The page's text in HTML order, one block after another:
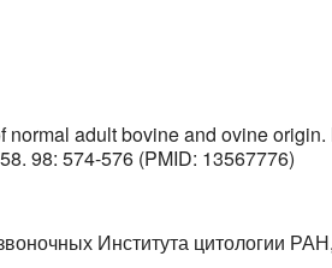
adult bovine and ovine
98: 574-576 (PMID: 13567776)
Института цитологии